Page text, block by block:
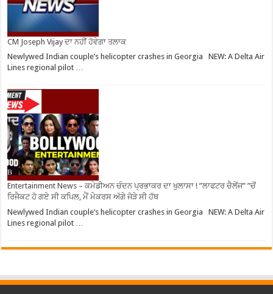
CM Joseph Vijay ਦਾ ਨਹੀਂ ਹੋਵੇਗਾ ਤਲਾਕ
Newlywed Indian couple’s helicopter crashes in Georgia NEW: A Delta Air
Lines regional pilot …
Entertainment News – ਕਮੇਡੀਅਨ ਚੰਦਨ ਪ੍ਰਭਾਕਰ ਦਾ ਖੁਲਾਸਾ ! ”ਲਾਫਟਰ ਚੈਲੇਂਜ” ”ਚੋਂ
ਰਿਜੈਕਟ ਹੋ ਗਏ ਸੀ ਕਪਿਲ, ਮੈਂ ਮੇਕਰਸ ਅੱਗੇ ਜੋੜੇ ਸੀ ਹੱਥ
Newlywed Indian couple’s helicopter crashes in Georgia NEW: A Delta Air
Lines regional pilot …